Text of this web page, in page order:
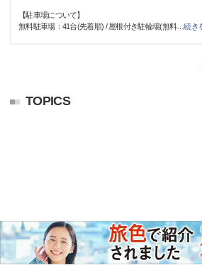
【駐車場について】
無料駐車場：41台(先着順) / 屋根付き駐輪場(無料…続き
TOPICS